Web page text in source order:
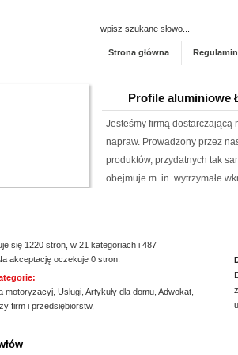
Strona główna
Profile aluminiowe
Jesteśmy firmą dostarczającą
napraw. Prowadzony przez
produktów, przydatnych tak
obejmuje m. in. wytrzymałe
poradnie, jak i oddział
także laserowe usuwanie
laserowa jest powszechna.
się 1220 stron, w 21 kategoriach i 487
akceptację oczekuje 0 stron.
motoryzacyj Usługi Artykuły dla domu Adwokat
firm i przedsiębiorstw,